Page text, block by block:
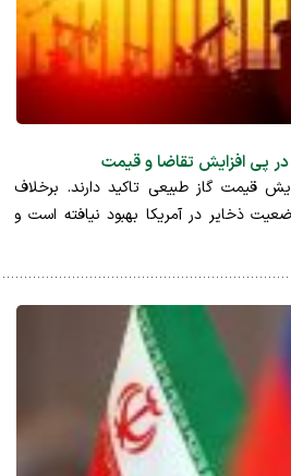
در پی افزایش تقاضا و قیمت
قیمت گاز طبیعی تاکید دارند. برخلاف
ذخایر در آمریکا بهبود نیافته است و